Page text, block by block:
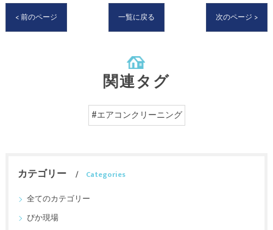
< 前のページ 一覧に戻る 次のページ >
関連タグ
#エアコンクリーニング
カテゴリー
Categories
全てのカテゴリー
ぴか現場